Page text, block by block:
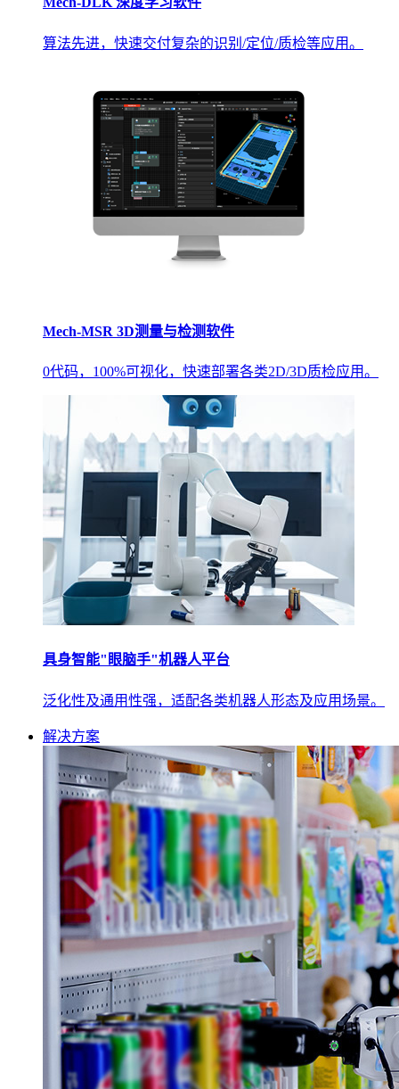
算法先进，快速交付复杂的识别/定位/质检等应用。
Mech-MSR 3D测量与检测软件
0代码，100%可视化，快速部署各类2D/3D质检应用。
具身智能"眼脑手"机器人平台
泛化性及通用性强，适配各类机器人形态及应用场景。
解决方案